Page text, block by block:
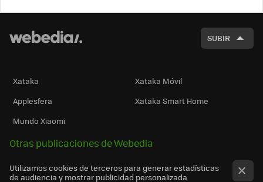
SUBIR
Xataka
Xataka Móvil
Applesfera
Xataka Smart Home
Mundo Xiaomi
Otras publicaciones de Webedia
Utilizamos cookies de terceros para generar estadísticas
de audiencia y mostrar publicidad personalizada